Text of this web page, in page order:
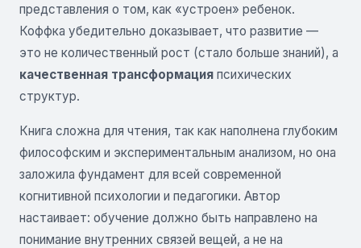
представления о том, как «устроен» ребенок.
Коффка убедительно доказывает, что развитие —
это не количественный рост (стало больше знаний), а
качественная трансформация психических
структур.
Книга сложна для чтения, так как наполнена глубоким
философским и экспериментальным анализом, но она
заложила фундамент для всей современной
когнитивной психологии и педагогики. Автор
настаивает: обучение должно быть направлено на
понимание внутренних связей вещей, а не на